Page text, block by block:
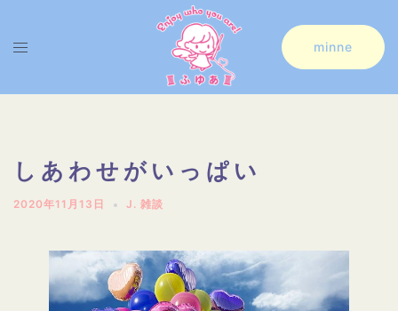
minne
しあわせがいっぱい
2020年11月13日 J. 雑談